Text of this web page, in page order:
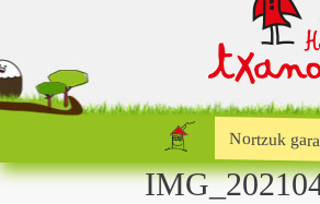
Nortzuk gara